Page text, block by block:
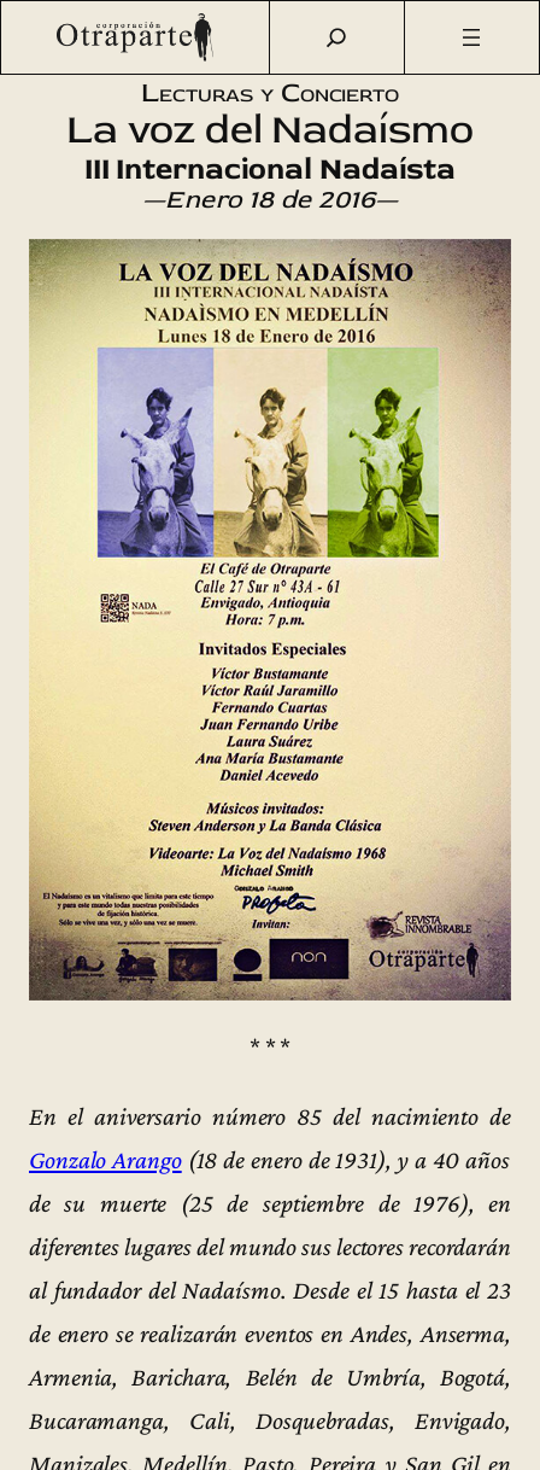
Saltar
Otraparte.org/ Agenda Cultural Literatura
Internacional
Lecturas y Concierto
La voz del Nadaísmo
III Internacional Nadaísta
—Enero 18 de 2016—
* * *
En el aniversario número 85 del nacimiento de
Gonzalo Arango(18 de enero de 1931), y a 40 años
de su muerte (25 de septiembre de 1976), en
diferentes lugares del mundo sus lectores recordarán
al fundador del Nadaísmo. Desde el 15 hasta el 23
de enero se realizarán eventos en Andes, Anserma,
Armenia, Barichara, Belén de Umbría, Bogotá,
Bucaramanga, Cali, Dosquebradas, Envigado,